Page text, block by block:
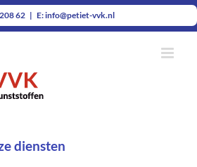
62 | E: info@petiet-vvk.nl
diensten